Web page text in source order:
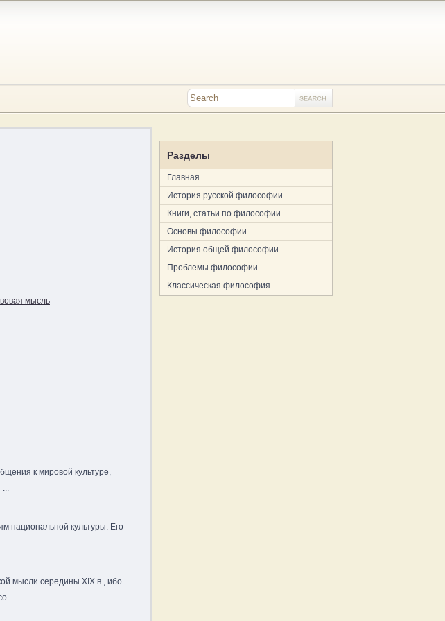
мысль
к мировой культуре,
...
национальной культуры. Его
мысли середины XIX в., ибо
...
Разделы
Главная
История русской философии
Книги, статьи по философии
Основы философии
История общей философии
Проблемы философии
Классическая философия